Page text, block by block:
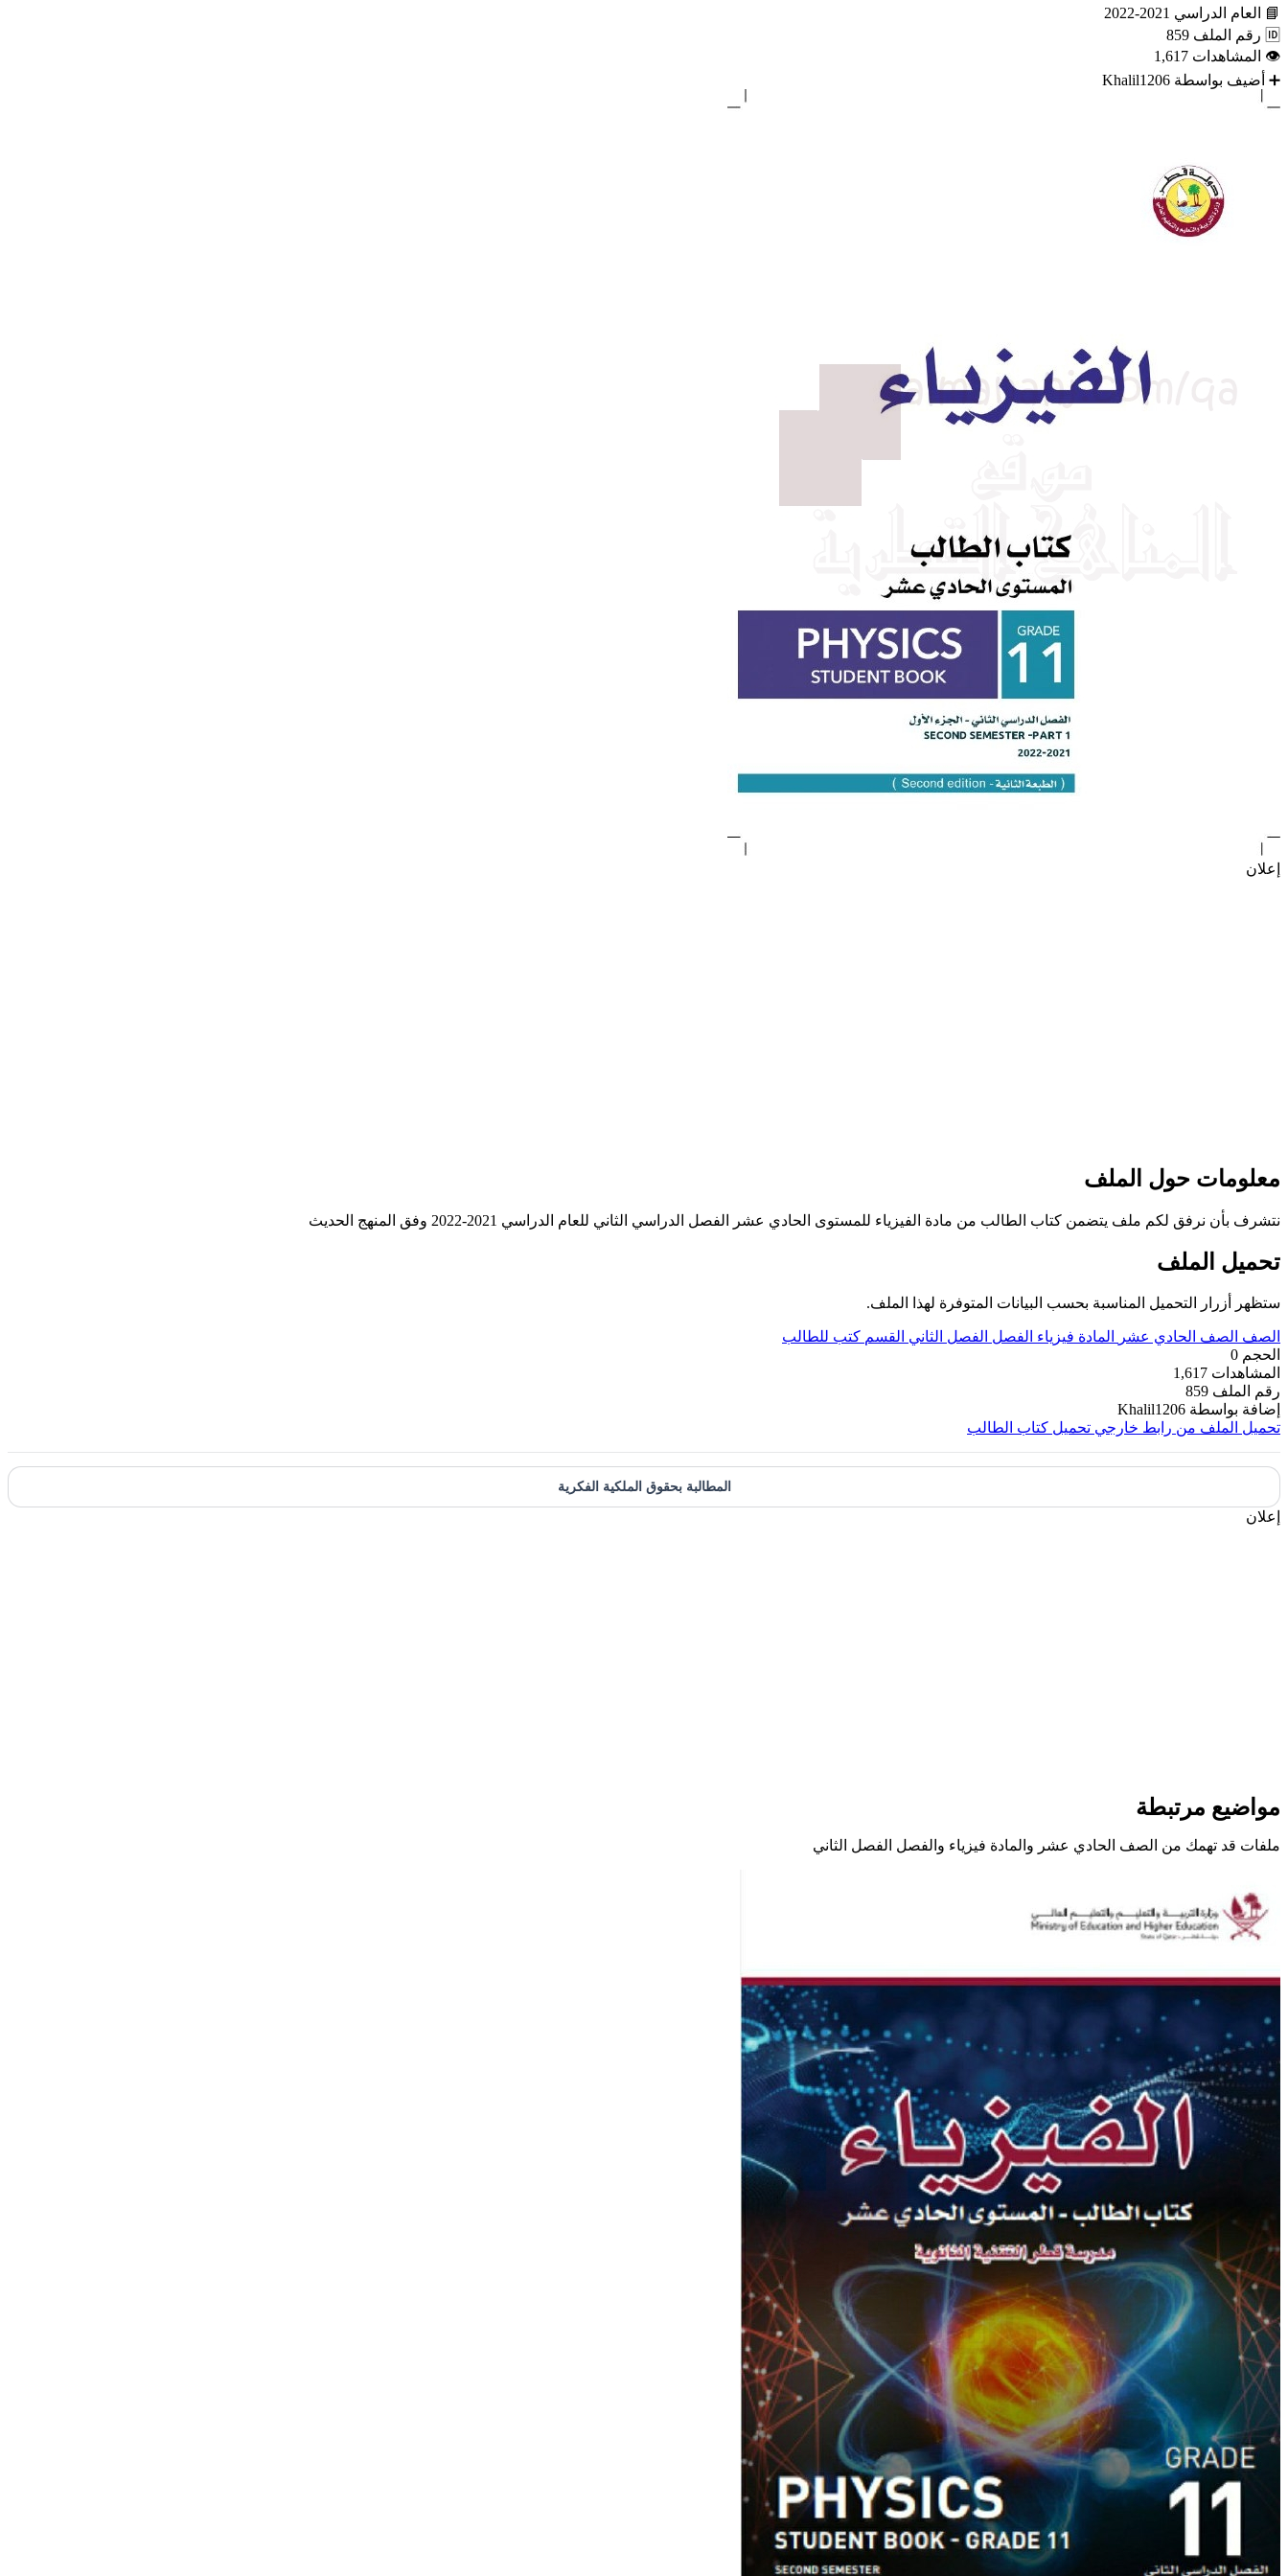
📘 العام الدراسي 2021-2022
🆔 رقم الملف 859
👁 المشاهدات 1,617
➕ أضيف بواسطة Khalil1206
إعلان
معلومات حول الملف
نتشرف بأن نرفق لكم ملف يتضمن كتاب الطالب من مادة الفيزياء للمستوى الحادي عشر الفصل الدراسي الثاني للعام الدراسي 2021-2022 وفق المنهج الحديث
تحميل الملف
ستظهر أزرار التحميل المناسبة بحسب البيانات المتوفرة لهذا الملف.
الصف الصف الحادي عشر المادة فيزياء الفصل الفصل الثاني القسم كتب للطالب
الحجم 0
المشاهدات 1,617
رقم الملف 859
إضافة بواسطة Khalil1206
تحميل الملف من رابط خارجي تحميل كتاب الطالب
المطالبة بحقوق الملكية الفكرية
إعلان
مواضيع مرتبطة
ملفات قد تهمك من الصف الحادي عشر والمادة فيزياء والفصل الفصل الثاني